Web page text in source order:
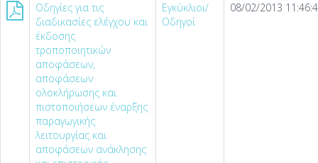
Οδηγίες για τις
διαδικασίες ελέγχου και
έκδοσης
τροποποιητικών
αποφάσεων,
αποφάσεων
ολοκλήρωσης και
πιστοποιήσεων έναρξης
παραγωγικής
λειτουργίας και
αποφάσεων ανάκλησης
Εγκύκλιοι/
Οδηγοί
08/02/2013